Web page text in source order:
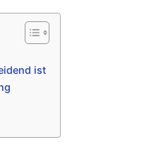
ist